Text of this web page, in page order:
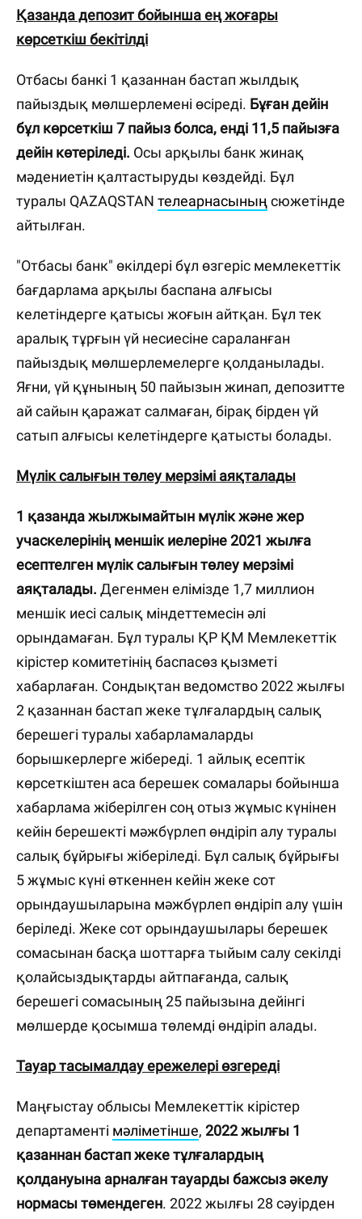
Қазанда депозит бойынша ең жоғары
көрсеткіш бекітілді
Отбасы банкі 1 қазаннан бастап жылдық
пайыздық мөлшерлемені өсіреді. Бұған дейін
бұл көрсеткіш 7 пайыз болса, енді 11,5 пайызға
дейін көтеріледі. Осы арқылы банк жинақ
мәдениетін қалтастыруды көздейді. Бұл
туралы QAZAQSTAN телеарнасыныңсюжетінде
айтылған.
"Отбасы банк" өкілдері бұл өзгеріс мемлекеттік
бағдарлама арқылы баспана алғысы
келетіндерге қатысы жоғын айтқан. Бұл тек
аралық тұрғын үй несиесіне сараланған
пайыздық мөлшерлемелерге қолданылады.
Яғни, үй құнының 50 пайызын жинап, депозитте
ай сайын қаражат салмаған, бірақ бірден үй
сатып алғысы келетіндерге қатысты болады.
Мүлік салығын төлеу мерзімі аяқталады
1 қазанда жылжымайтын мүлік және жер
учаскелерінің меншік иелеріне 2021 жылға
есептелген мүлік салығын төлеу мерзімі
аяқталады. Дегенмен елімізде 1,7 миллион
меншік иесі салық міндеттемесін әлі
орындамаған. Бұл туралы ҚР ҚМ Мемлекеттік
кірістер комитетінің баспасөз қызметі
хабарлаған. Сондықтан ведомство 2022 жылғы
2 қазаннан бастап жеке тұлғалардың салық
берешегі туралы хабарламаларды
борышкерлерге жібереді. 1 айлық есептік
көрсеткіштен аса берешек сомалары бойынша
хабарлама жіберілген соң отыз жұмыс күнінен
кейін берешекті мәжбүрлеп өндіріп алу туралы
салық бұйрығы жіберіледі. Бұл салық бұйрығы
5 жұмыс күні өткеннен кейін жеке сот
орындаушыларына мәжбүрлеп өндіріп алу үшін
беріледі. Жеке сот орындаушылары берешек
сомасынан басқа шоттарға тыйым салу секілді
қолайсыздықтарды айтпағанда, салық
берешегі сомасының 25 пайызына дейінгі
мөлшерде қосымша төлемді өндіріп алады.
Тауар тасымалдау ережелері өзгереді
Маңғыстау облысы Мемлекеттік кірістер
департаменті мәліметінше, 2022 жылғы 1
қазаннан бастап жеке тұлғалардың
қолдануына арналған тауарды бажсыз әкелу
нормасы төмендеген. 2022 жылғы 28 сәуірден